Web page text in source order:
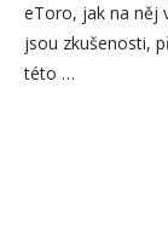
eToro, jak na něj
jsou zkušenosti,
této …